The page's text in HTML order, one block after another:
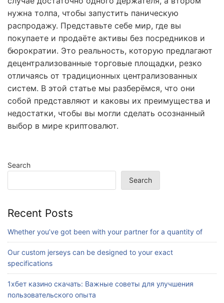
нужна толпа, чтобы запустить паническую
распродажу. Представьте себе мир, где вы
покупаете и продаёте активы без посредников и
бюрократии. Это реальность, которую предлагают
децентрализованные торговые площадки, резко
отличаясь от традиционных централизованных
систем. В этой статье мы разберёмся, что они
собой представляют и каковы их преимущества и
недостатки, чтобы вы могли сделать осознанный
выбор в мире криптовалют.
Search
Search
Recent Posts
Whether you’ve got been with your partner for a quantity of
Our custom jerseys can be designed to your exact
specifications
1хбет казино скачать: Важные советы для улучшения
пользовательского опыта